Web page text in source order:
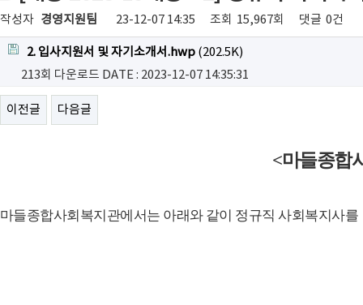
작성자 경영지원팀 23-12-07 14:35 조회 15,967회 댓글 0건
2. 입사지원서 및 자기소개서.hwp (202.5K)
213회 다운로드 DATE : 2023-12-07 14:35:31
이전글 다음글
<마들종합
마들종합사회복지관에서는 아래와 같이 정규직 사회복지사를